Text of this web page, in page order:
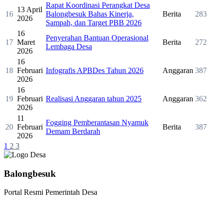
16
13 April
2026
Rapat Koordinasi Perangkat Desa
Balongbesuk Bahas Kinerja,
Sampah, dan Target PBB 2026
Berita 283
17
16
Maret
2026
Penyerahan Bantuan Operasional
Lembaga Desa
Berita 272
18
16
Februari
2026
Infografis APBDes Tahun 2026 Anggaran 387
19
16
Februari
2026
Realisasi Anggaran tahun 2025 Anggaran 362
20
11
Februari
2026
Fogging Pemberantasan Nyamuk
Demam Berdarah
Berita 387
1 2 3
Balongbesuk
Portal Resmi Pemerintah Desa